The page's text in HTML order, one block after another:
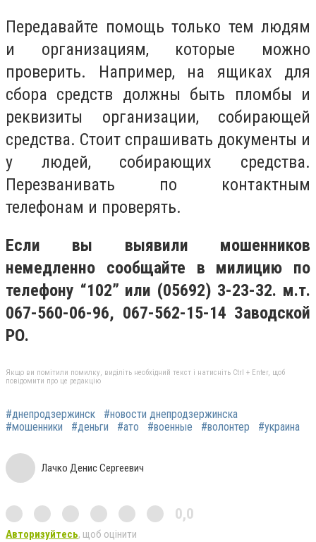
Передавайте помощь только тем людям
и организациям, которые можно
проверить. Например, на ящиках для
сбора средств должны быть пломбы и
реквизиты организации, собирающей
средства. Стоит спрашивать документы и
у людей, собирающих средства.
Перезванивать по контактным
телефонам и проверять.
Если вы выявили мошенников
немедленно сообщайте в милицию по
телефону “102” или (05692) 3-23-32. м.т.
067-560-06-96, 067-562-15-14 Заводской
РО.
Якщо ви помітили помилку, виділіть необхідний текст і натисніть Ctrl + Enter, щоб
повідомити про це редакцію
#днепродзержинск
#новости днепродзержинска
#мошенники
#деньги #ато #военные #волонтер #украина
Лачко Денис Сергеевич
0,0
Авторизуйтесь, щоб оцінити